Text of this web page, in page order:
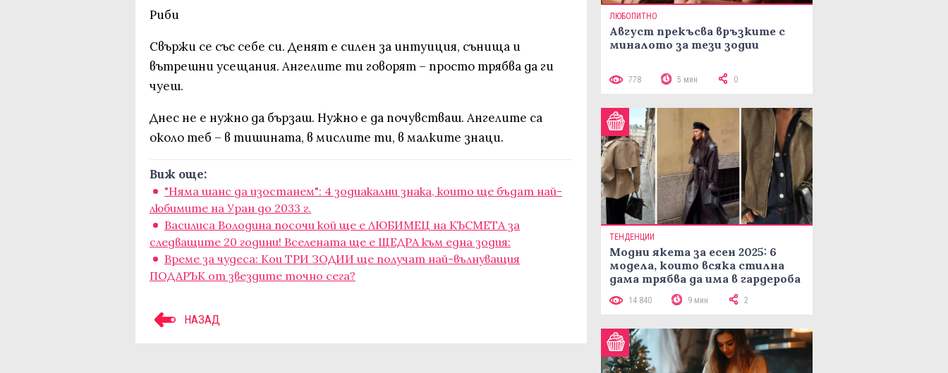
Риби
Свържи се със себе си. Денят е силен за интуиция, сънища и
вътрешни усещания. Ангелите ти говорят – просто трябва да ги
чуеш.
Днес не е нужно да бързаш. Нужно е да почувстваш. Ангелите са
около теб – в тишината, в мислите ти, в малките знаци.
Виж още:
"Няма шанс да изостанем": 4 зодиакални знака, които ще бъдат най-
любимите на Уран до 2033 г.
Василиса Володина посочи кой ще e ЛЮБИМЕЦ на КЪСМЕТА за
следващите 20 години! Вселената ще е ЩЕДРА към една зодия:
Време за чудеса: Кои ТРИ ЗОДИИ ще получат най-вълнуващия
ПОДАРЪК от звездите точно сега?
НАЗАД
ЛЮБОПИТНО
Август прекъсва връзките с
миналото за тези зодии
778 5 мин 0
ТЕНДЕНЦИИ
Модни якета за есен 2025: 6
модела, които всяка стилна
дама трябва да има в гардероба
14 840 9 мин 2